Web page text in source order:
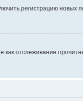
регистрацию новых
отслеживание